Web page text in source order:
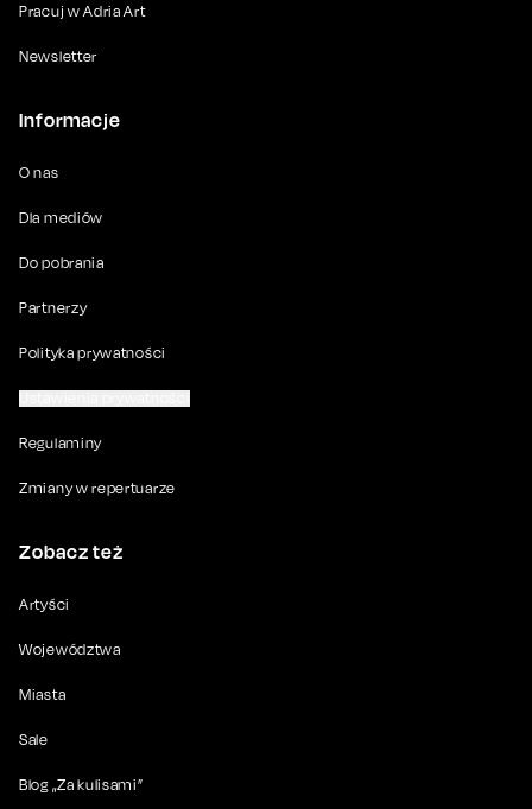
Pracuj w Adria Art
Newsletter
Informacje
O nas
Dla mediów
Do pobrania
Partnerzy
Polityka prywatności
Regulaminy
Zmiany w repertuarze
Zobacz też
Artyści
Województwa
Miasta
Sale
Blog „Za kulisami”